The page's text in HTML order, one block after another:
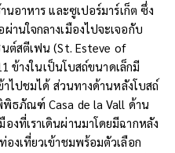
อาหาร และซูเปอร์มาร์เก็ต ซึ่ง
นใจกลางเมืองไปจะเจอกับ
ต์สตีเฟน (St. Esteve of
ข้างในเป็นโบสถ์ขนาดเล็กมี
าไปชมได้ ส่วนทางด้านหลังโบสถ์
ธภัณฑ์ Casa de la Vall ด้าน
งที่เราเดินผ่านมาโดยมีฉากหลัง
งเที่ยวเข้าชมพร้อมตัวเลือก